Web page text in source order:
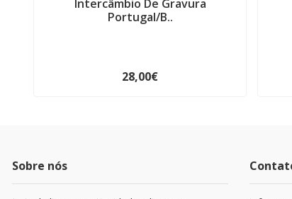
Intercâmbio De Gravura
Portugal/B..
28,00€
Sobre nós